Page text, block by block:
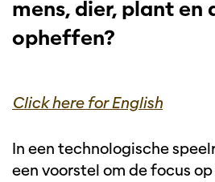
mens, dier, plant en
opheffen?
Click here for English
In een technologische
een voorstel om de focus